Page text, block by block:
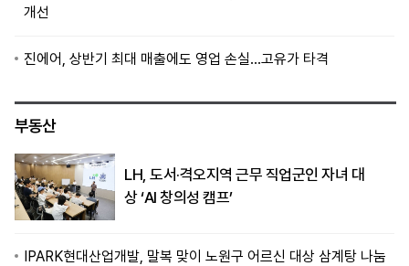
개선
진에어, 상반기 최대 매출에도 영업 손실…고유가 타격
부동산
LH, 도서·격오지역 근무 직업군인 자녀 대
상 ‘AI 창의성 캠프’
IPARK현대산업개발, 말복 맞이 노원구 어르신 대상 삼계탕 나눔